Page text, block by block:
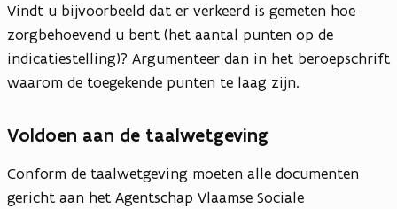
Vindt u bijvoorbeeld dat er verkeerd is gemeten hoe
zorgbehoevend u bent (het aantal punten op de
indicatiestelling)? Argumenteer dan in het beroepschrift
waarom de toegekende punten te laag zijn.
Voldoen aan de taalwetgeving
Conform de taalwetgeving moeten alle documenten
gericht aan het Agentschap Vlaamse Sociale